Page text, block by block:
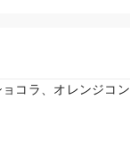
コラ、オレンジコン